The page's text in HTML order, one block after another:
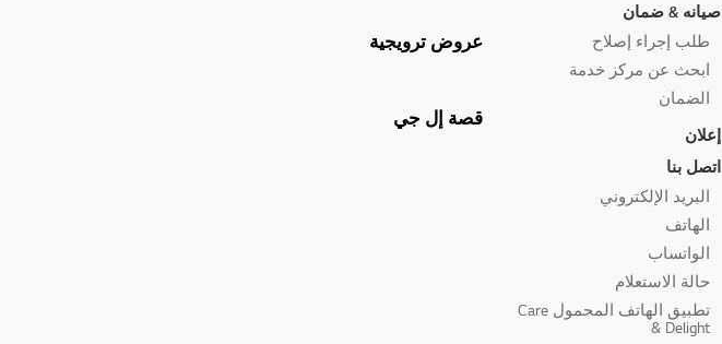
صيانه & ضمان
طلب إجراء إصلاح
ابحث عن مركز خدمة
الضمان
إعلان
اتصل بنا
البريد الإلكتروني
الهاتف
الواتساب
حالة الاستعلام
تطبيق الهاتف المحمول Care
& Delight
عروض ترويجية
قصة إل جي